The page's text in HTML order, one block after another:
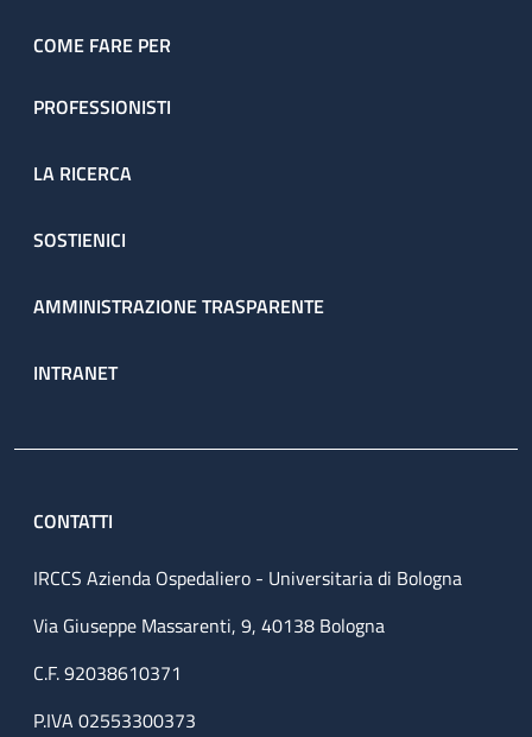
COME FARE PER
PROFESSIONISTI
LA RICERCA
SOSTIENICI
AMMINISTRAZIONE TRASPARENTE
INTRANET
CONTATTI
IRCCS Azienda Ospedaliero - Universitaria di Bologna
Via Giuseppe Massarenti, 9, 40138 Bologna
C.F. 92038610371
P.IVA 02553300373